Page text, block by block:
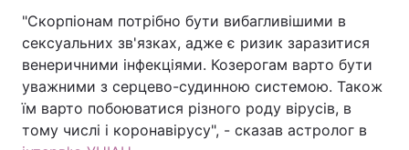
"Скорпіонам потрібно бути вибагливішими в
сексуальних зв'язках, адже є ризик заразитися
венеричними інфекціями. Козерогам варто бути
уважними з серцево-судинною системою. Також
їм варто побоюватися різного роду вірусів, в
тому числі і коронавірусу", - сказав астролог в